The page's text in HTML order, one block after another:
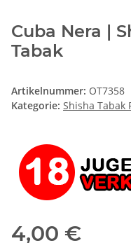
Cuba Nera |
Tabak
Artikelnummer: OT7358
Kategorie: Shisha Tabak
4,00 €